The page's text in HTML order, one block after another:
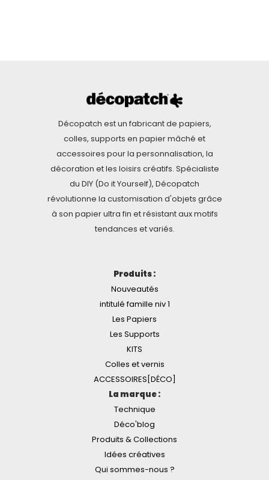
Décopatch est un fabricant de papiers,
colles, supports en papier mâché et
accessoires pour la personnalisation, la
décoration et les loisirs créatifs. Spécialiste
du DIY (Do it Yourself), Décopatch
révolutionne la customisation d'objets grâce
à son papier ultra fin et résistant aux motifs
tendances et variés.
Produits :
Nouveautés
intitulé famille niv 1
Les Papiers
Les Supports
KITS
Colles et vernis
ACCESSOIRES[DÉCO]
La marque :
Technique
Déco'blog
Produits & Collections
Idées créatives
Qui sommes-nous ?